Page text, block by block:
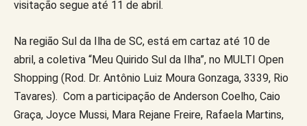
visitação segue até 11 de abril.
Na região Sul da Ilha de SC, está em cartaz até 10 de
abril, a coletiva “Meu Quirido Sul da Ilha”, no MULTI Open
Shopping (Rod. Dr. Antônio Luiz Moura Gonzaga, 3339, Rio
Tavares). Com a participação de Anderson Coelho, Caio
Graça, Joyce Mussi, Mara Rejane Freire, Rafaela Martins,